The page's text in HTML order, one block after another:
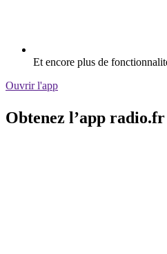
Et encore plus de
Ouvrir l'app
Obtenez l’app